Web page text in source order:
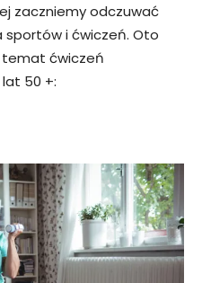
zaczniemy odczuwać
sportów i ćwiczeń. Oto
ćwiczeń
50 +: